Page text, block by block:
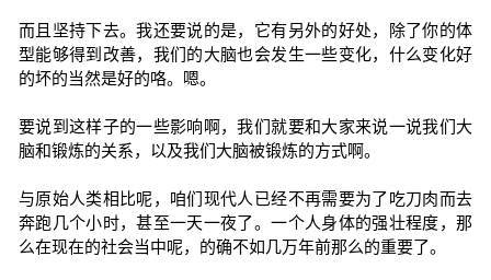
而且坚持下去。我还要说的是，它有另外的好处，除了你的体
型能够得到改善，我们的大脑也会发生一些变化，什么变化好
的坏的当然是好的咯。嗯。
要说到这样子的一些影响啊，我们就要和大家来说一说我们大
脑和锻炼的关系，以及我们大脑被锻炼的方式啊。
与原始人类相比呢，咱们现代人已经不再需要为了吃刀肉而去
奔跑几个小时，甚至一天一夜了。一个人身体的强壮程度，那
么在现在的社会当中呢，的确不如几万年前那么的重要了。